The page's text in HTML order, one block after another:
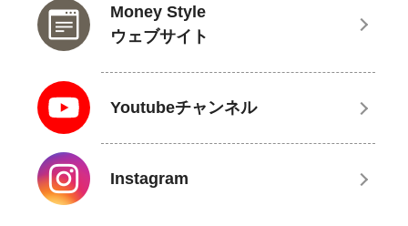
Money Style
ウェブサイト
Youtubeチャンネル
Instagram